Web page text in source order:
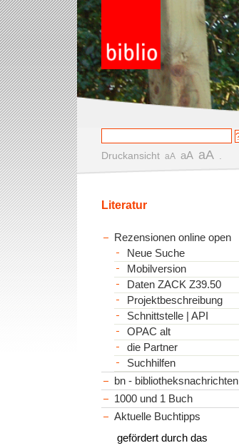
Druckansicht aA aA aA
Literatur
Rezensionen online open
Neue Suche
Mobilversion
Daten ZACK Z39.50
Projektbeschreibung
Schnittstelle | API
OPAC alt
die Partner
Suchhilfen
bn - bibliotheksnachrichten
1000 und 1 Buch
Aktuelle Buchtipps
gefördert durch das